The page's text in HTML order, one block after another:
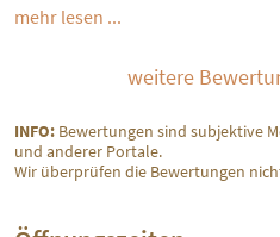
mehr lesen ...
weitere
INFO: Bewertungen sind subjektive
und anderer Portale.
Wir überprüfen die Bewertungen